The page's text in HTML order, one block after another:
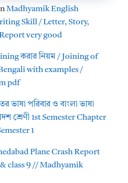
Madhyamik English
Skill / Letter, Story,
very good
করার নিয়ম / Joining of
with examples /
pdf
ভাষা পরিবার ও বাংলা ভাষা
শ্রেণী 1st Semester Chapter
1
Plane Crash Report
class 9 // Madhyamik